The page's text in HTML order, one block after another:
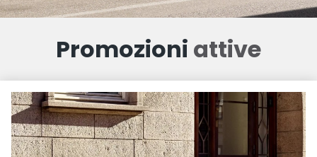
Promozioni attive